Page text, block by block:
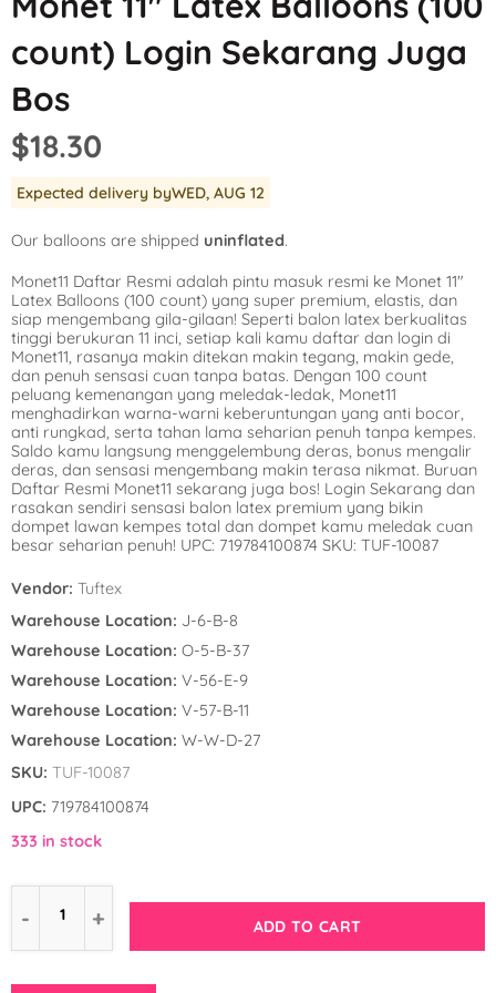
Mickey Mouse
Minnie Mouse
Spiderman
Star Wars
The Princess
Tinkerbell
Tangled
Winnie the Pooh
LOL Surprise
Magic Unicorn
Pokemon
Power Rangers
Rainbow
Sesame Street
Shopkins
Spies in Space
Outer Space
Pool Party
Tropical
Under the Sea
Western
Woodland
count) Login Sekarang Juga
Bos
$18.30
Expected delivery byWED, AUG 12
Our balloons are shipped uninflated.
Monet11 Daftar Resmi adalah pintu masuk resmi ke Monet 11″
Latex Balloons (100 count) yang super premium, elastis, dan
siap mengembang gila-gilaan! Seperti balon latex berkualitas
tinggi berukuran 11 inci, setiap kali kamu daftar dan login di
Monet11, rasanya makin ditekan makin tegang, makin gede,
dan penuh sensasi cuan tanpa batas. Dengan 100 count
peluang kemenangan yang meledak-ledak, Monet11
menghadirkan warna-warni keberuntungan yang anti bocor,
anti rungkad, serta tahan lama seharian penuh tanpa kempes.
Saldo kamu langsung menggelembung deras, bonus mengalir
deras, dan sensasi mengembang makin terasa nikmat. Buruan
Daftar Resmi Monet11 sekarang juga bos! Login Sekarang dan
rasakan sendiri sensasi balon latex premium yang bikin
dompet lawan kempes total dan dompet kamu meledak cuan
besar seharian penuh! UPC: 719784100874 SKU: TUF-10087
Vendor: Tuftex
Warehouse Location: J-6-B-8
Warehouse Location: O-5-B-37
Warehouse Location: V-56-E-9
Warehouse Location: V-57-B-11
Warehouse Location: W-W-D-27
SKU: TUF-10087
UPC: 719784100874
333 in stock
ADD TO CART